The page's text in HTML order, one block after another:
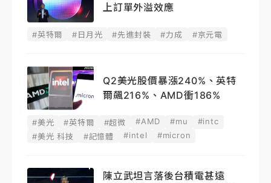
上訂單外溢效應
#英特爾 #日月光 #先進封裝 #力成 #京元電
Q2美光股價暴漲240%、英特
爾飆216%、AMD衝186%
#美光 #英特爾 #超微 #AMD #mu
#intc
#美光 科技
#記憶體 #intel #micron
陳立武坦言落後台積電甚遠